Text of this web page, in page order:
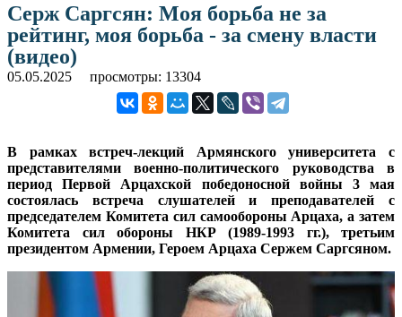
Серж Саргсян: Моя борьба не за
рейтинг, моя борьба - за смену власти
(видео)
05.05.2025 просмотры: 13304
В рамках встреч-лекций Армянского университета с
представителями военно-политического руководства в
период Первой Арцахской победоносной войны 3 мая
состоялась встреча слушателей и преподавателей с
председателем Комитета сил самообороны Арцаха, а затем
Комитета сил обороны НКР (1989-1993 гг.), третьим
президентом Армении, Героем Арцаха Сержем Саргсяном.